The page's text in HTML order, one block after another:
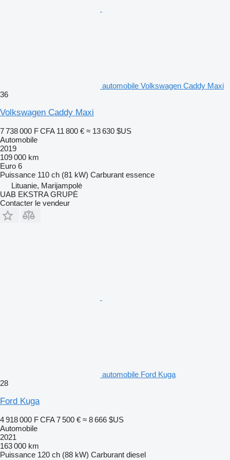
automobile Volkswagen Caddy Maxi
36
Volkswagen Caddy Maxi
7 738 000 F CFA 11 800 € ≈ 13 630 $US
Automobile
2019
109 000 km
Euro 6
Puissance 110 ch (81 kW) Carburant essence
Lituanie, Marijampolė
UAB EKSTRA GRUPĖ
Contacter le vendeur
automobile Ford Kuga
28
Ford Kuga
4 918 000 F CFA 7 500 € ≈ 8 666 $US
Automobile
2021
163 000 km
Puissance 120 ch (88 kW) Carburant diesel